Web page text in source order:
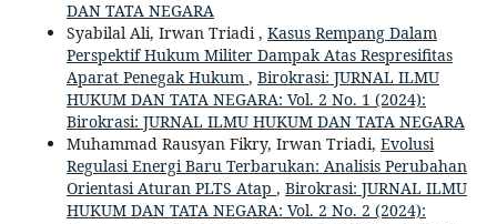
DAN TATA NEGARA
Syabilal Ali, Irwan Triadi , Kasus Rempang Dalam
Perspektif Hukum Militer Dampak Atas Respresifitas
Aparat Penegak Hukum , Birokrasi: JURNAL ILMU
HUKUM DAN TATA NEGARA: Vol. 2 No. 1 (2024):
Birokrasi: JURNAL ILMU HUKUM DAN TATA NEGARA
Muhammad Rausyan Fikry, Irwan Triadi, Evolusi
Regulasi Energi Baru Terbarukan: Analisis Perubahan
Orientasi Aturan PLTS Atap , Birokrasi: JURNAL ILMU
HUKUM DAN TATA NEGARA: Vol. 2 No. 2 (2024):